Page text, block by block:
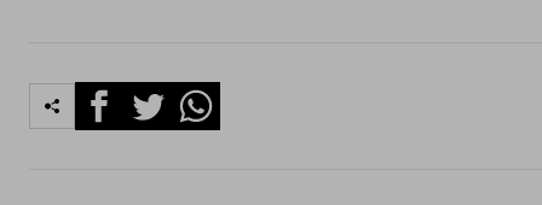
FacebookTwitterWhatsapp